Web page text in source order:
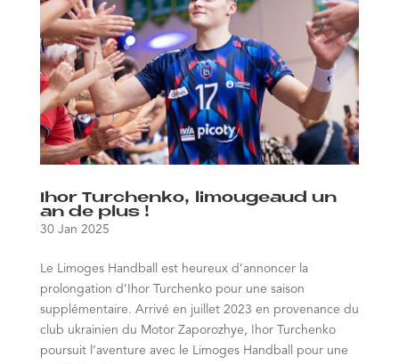
Ihor Turchenko, limougeaud un
an de plus !
30 Jan 2025
Le Limoges Handball est heureux d’annoncer la
prolongation d’Ihor Turchenko pour une saison
supplémentaire. Arrivé en juillet 2023 en provenance du
club ukrainien du Motor Zaporozhye, Ihor Turchenko
poursuit l’aventure avec le Limoges Handball pour une